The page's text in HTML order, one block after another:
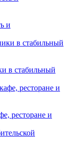
и
в стабильный
ресторане и